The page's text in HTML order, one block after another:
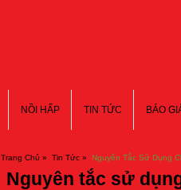
NỒI HẤP TIN TỨC BÁO
Trang Chủ » Tin Tức » Nguyên Tắc Sử Dụng
Nguyên tắc sử